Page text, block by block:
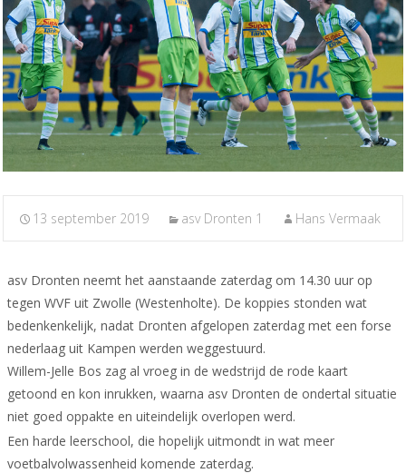
13 september 2019 asv Dronten 1 Hans Vermaak
asv Dronten neemt het aanstaande zaterdag om 14.30 uur op
tegen WVF uit Zwolle (Westenholte). De koppies stonden wat
bedenkenkelijk, nadat Dronten afgelopen zaterdag met een forse
nederlaag uit Kampen werden weggestuurd.
Willem-Jelle Bos zag al vroeg in de wedstrijd de rode kaart
getoond en kon inrukken, waarna asv Dronten de ondertal situatie
niet goed oppakte en uiteindelijk overlopen werd.
Een harde leerschool, die hopelijk uitmondt in wat meer
voetbalvolwassenheid komende zaterdag.